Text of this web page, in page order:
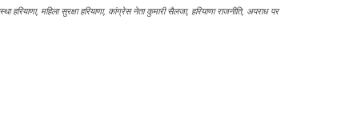
महिला सुरक्षा हरियाणा, कांग्रेस नेता कुमारी सैलजा, हरियाणा राजनीति, अपराध पर